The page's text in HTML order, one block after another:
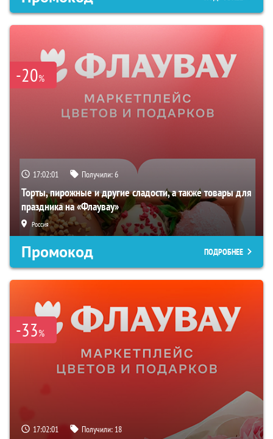
-20%
17:02:00 Получили:6
Торты, пирожные и другие сладости, а также товары для
праздника на «Флаувау»
Россия
Промокод ПОДРОБНЕЕ
-33%
17:02:00 Получили: 18